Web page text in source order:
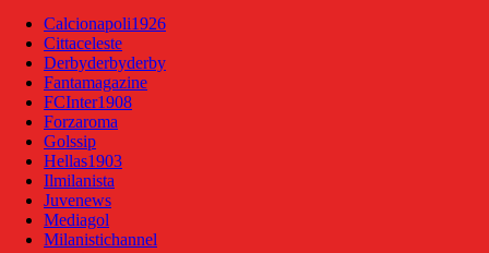
Calcionapoli1926
Cittaceleste
Derbyderbyderby
Fantamagazine
FCInter1908
Forzaroma
Golssip
Hellas1903
Ilmilanista
Juvenews
Mediagol
Milanistichannel